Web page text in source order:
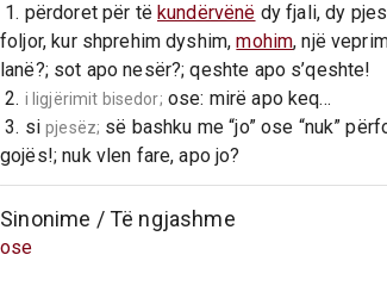
1. përdoret për të kundërvënë dy fjali, dy
foljor, kur shprehim dyshim, mohim, një
lanë?; sot apo nesër?; qeshte apo s’qeshte!
2. i ligjërimit bisedor; ose: mirë apo keq…
3. si pjesëz; së bashku me “jo” ose “nuk”
gojës!; nuk vlen fare, apo jo?
Sinonime / Të ngjashme
ose